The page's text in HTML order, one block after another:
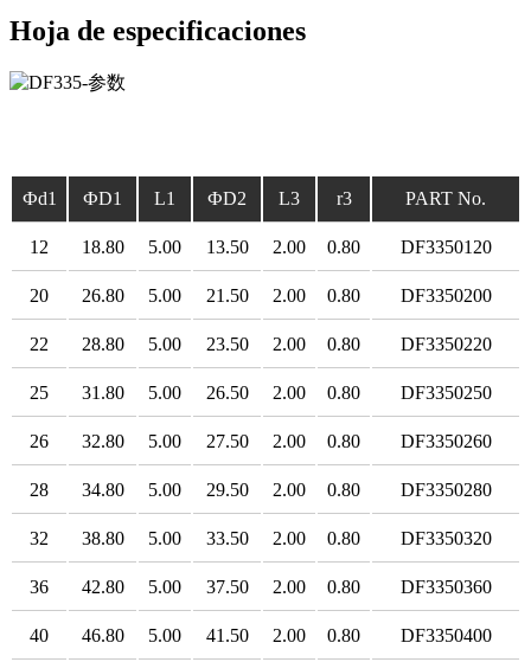
Hoja de especificaciones
Фd1 ФD1 L1 ФD2 L3 r3 PART No.
12 18.80 5.00 13.50 2.00 0.80 DF3350120
20 26.80 5.00 21.50 2.00 0.80 DF3350200
22 28.80 5.00 23.50 2.00 0.80 DF3350220
25 31.80 5.00 26.50 2.00 0.80 DF3350250
26 32.80 5.00 27.50 2.00 0.80 DF3350260
28 34.80 5.00 29.50 2.00 0.80 DF3350280
32 38.80 5.00 33.50 2.00 0.80 DF3350320
36 42.80 5.00 37.50 2.00 0.80 DF3350360
40 46.80 5.00 41.50 2.00 0.80 DF3350400